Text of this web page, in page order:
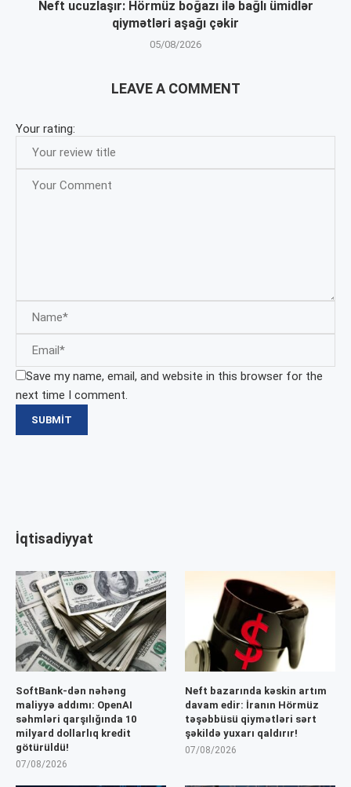
Neft ucuzlaşır: Hörmüz boğazı ilə bağlı ümidlər
qiymətləri aşağı çəkir
05/08/2026
LEAVE A COMMENT
Your rating:
Save my name, email, and website in this browser for the
next time I comment.
İqtisadiyyat
SoftBank-dən nəhəng
maliyyə addımı: OpenAI
səhmləri qarşılığında 10
milyard dollarlıq kredit
götürüldü!
07/08/2026
Neft bazarında kəskin artım
davam edir: İranın Hörmüz
təşəbbüsü qiymətləri sərt
şəkildə yuxarı qaldırır!
07/08/2026